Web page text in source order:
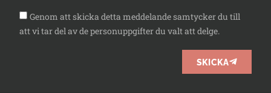
Genom att skicka detta meddelande samtycker du till
att vi tar del av de personuppgifter du valt att delge.
SKICKA